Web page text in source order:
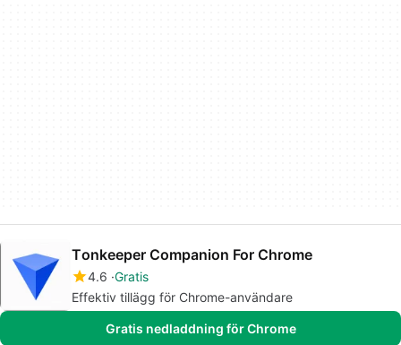
Τonkeeper Companion For Chrome
4.6 Gratis
Effektiv tillägg för Chrome-användare
Gratis nedladdning för Chrome